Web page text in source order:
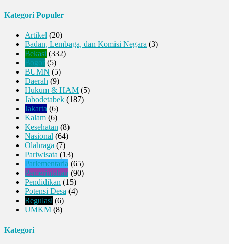
Kategori Populer
Artikel (20)
Badan, Lembaga, dan Komisi Negara (3)
Bekasi (332)
Bogor(5)
BUMN (5)
Daerah (9)
Hukum & HAM (5)
Jabodetabek (187)
Jakarta (6)
Kalam (6)
Kesehatan (8)
Nasional (64)
Olahraga (7)
Pariwisata (13)
Parlementaria (65)
Pemerintahan (90)
Pendidikan (15)
Potensi Desa (4)
Regulasi (6)
UMKM (8)
Kategori